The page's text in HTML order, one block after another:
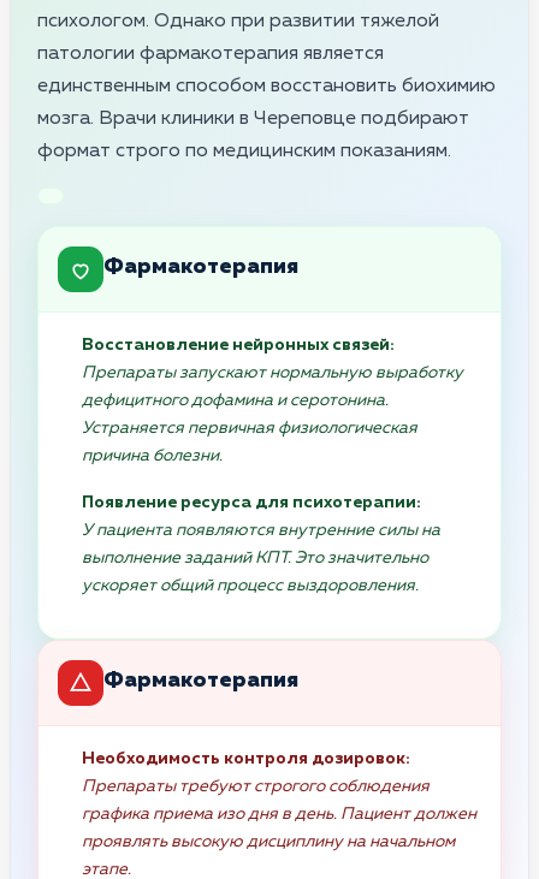
психологом. Однако при развитии тяжелой
патологии фармакотерапия является
единственным способом восстановить биохимию
мозга. Врачи клиники в Череповце подбирают
формат строго по медицинским показаниям.
Фармакотерапия
Восстановление нейронных связей:
Препараты запускают нормальную выработку
дефицитного дофамина и серотонина.
Устраняется первичная физиологическая
причина болезни.
Появление ресурса для психотерапии:
У пациента появляются внутренние силы на
выполнение заданий КПТ. Это значительно
ускоряет общий процесс выздоровления.
Фармакотерапия
Необходимость контроля дозировок:
Препараты требуют строгого соблюдения
графика приема изо дня в день. Пациент должен
проявлять высокую дисциплину на начальном
этапе.